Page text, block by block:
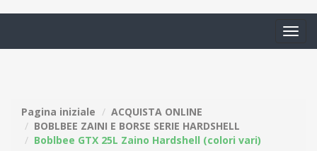
Pagina iniziale
ACQUISTA ONLINE
BOBLBEE ZAINI E BORSE SERIE HARDSHELL
Boblbee GTX 25L Zaino Hardshell (colori vari)